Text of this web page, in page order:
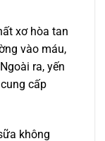
xơ hòa tan
vào máu,
ra, yến
cấp
không